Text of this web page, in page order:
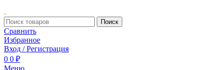
Поиск
Сравнить
Избранное
Вход / Регистрация
0 0 ₽
Меню